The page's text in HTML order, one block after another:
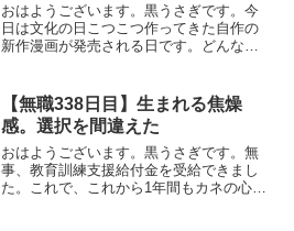
おはようございます。黒うさぎです。今
日は文化の日こつこつ作ってきた自作の
新作漫画が発売される日です。どんな内
ら進化した点1作品目はモノクロでしたが
今作はフルカラーにな...
【無職338日目】生まれる焦燥
感。選択を間違えた
おはようございます。黒うさぎです。無
事、教育訓練支援給付金を受給できまし
た。これで、これから1年間もカネの心配